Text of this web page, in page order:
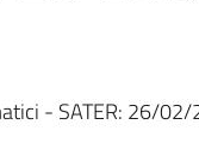
- SATER: 26/02/